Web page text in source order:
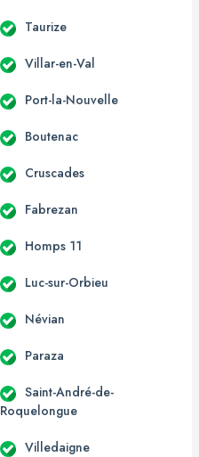
Taurize
Villar-en-Val
Port-la-Nouvelle
Boutenac
Cruscades
Fabrezan
Homps 11
Luc-sur-Orbieu
Névian
Paraza
Saint-André-de-
Roquelongue
Villedaigne